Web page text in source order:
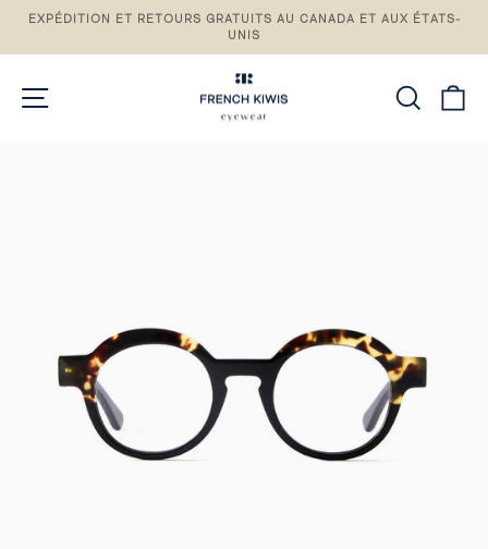
Passez
contenu
du
diaporama
EXPÉDITION ET RETOURS GRATUITS AU CANADA ET AUX ÉTATS-
UNIS
NAVIGATION DU SITE